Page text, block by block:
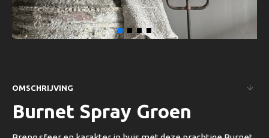
OMSCHRIJVING
Burnet Spray Groen